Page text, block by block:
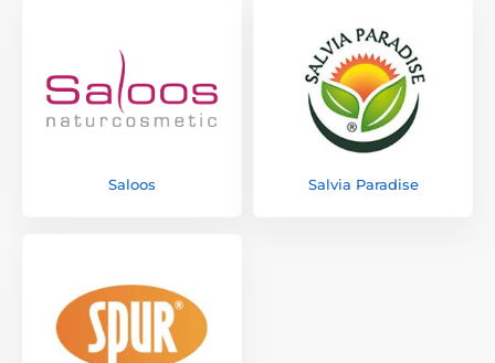
Saloos Salvia Paradise